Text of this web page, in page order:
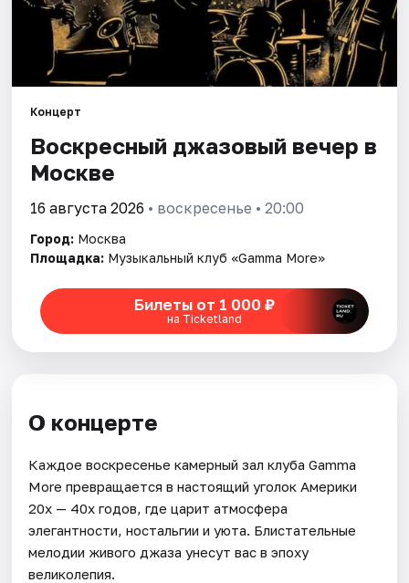
Экскурсии
Спорт
Города
Площадки
Артисты
Концерт
Воскресный джазовый вечер в
Москве
16 августа 2026 • воскресенье • 20:00
Город: Москва
Площадка: Музыкальный клуб «Gamma More»
Билеты от 1 000 ₽
на Ticketland
О концерте
Каждое воскресенье камерный зал клуба Gamma
More превращается в настоящий уголок Америки
20х — 40х годов, где царит атмосфера
элегантности, ностальгии и уюта. Блистательные
мелодии живого джаза унесут вас в эпоху
великолепия.